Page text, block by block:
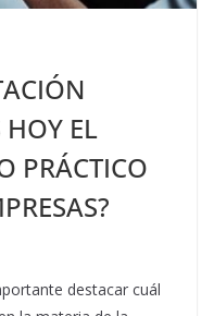
HOY EL
PRÁCTICO
destacar cuál